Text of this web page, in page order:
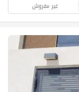
غير مفروش